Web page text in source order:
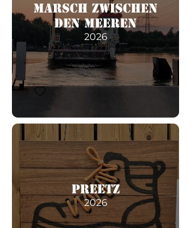
Marsch zwischen
den Meeren
2026
Preetz
2026